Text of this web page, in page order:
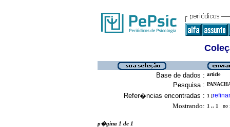
Base de dados : article
Pesquisa :
Refer�ncias encontradas : 1 [refinar
Mostrando: 1 .. 1 no
p�gina 1 de 1